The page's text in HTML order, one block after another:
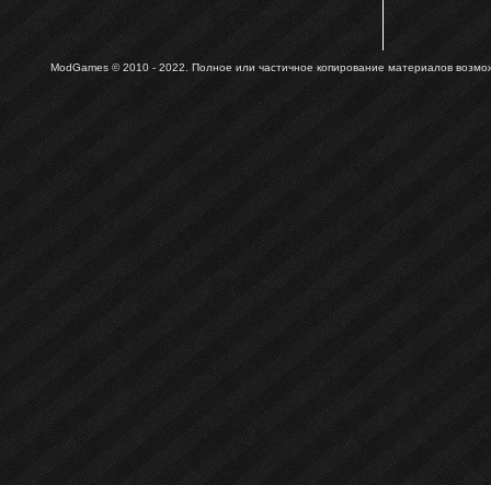
ModGames © 2010 - 2022. Полное или частичное копирование материалов